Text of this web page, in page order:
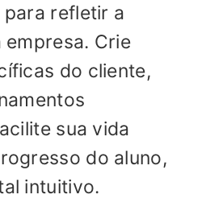
refletir a
Crie
do cliente,
sua vida
do aluno,
intuitivo.